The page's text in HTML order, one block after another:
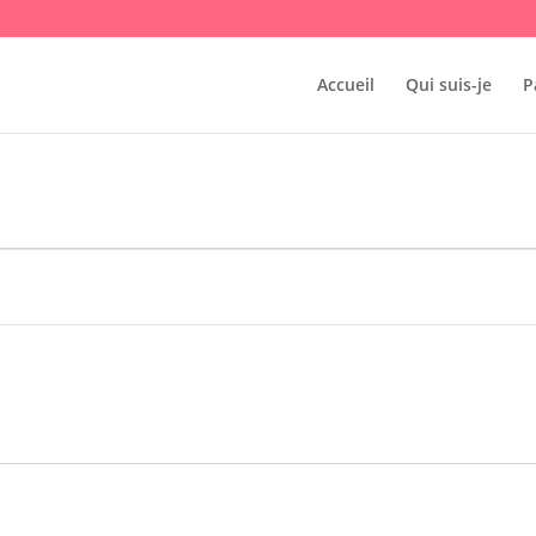
Accueil Qui suis-je